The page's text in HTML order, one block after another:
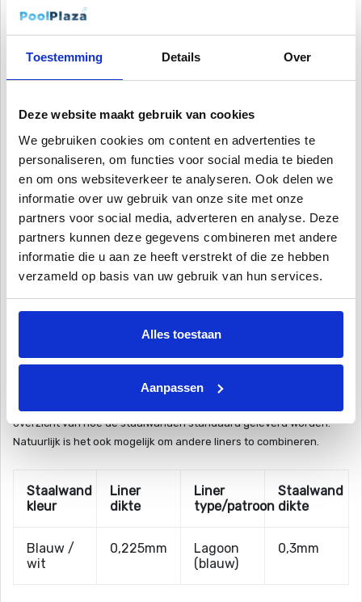
Toestemming Details Over
Deze website maakt gebruik van cookies
We gebruiken cookies om content en advertenties te
personaliseren, om functies voor social media te bieden
en om ons websiteverkeer te analyseren. Ook delen we
informatie over uw gebruik van onze site met onze
partners voor social media, adverteren en analyse. Deze
partners kunnen deze gegevens combineren met andere
informatie die u aan ze heeft verstrekt of die ze hebben
verzameld op basis van uw gebruik van hun services.
Alles toestaan
Aanpassen
en robotbodemreinigers. Ook een zwembadoverkapping behoort tot de
opties, wat uitermate handig is als u zoveel mogelijk van uw zwembad
wil kunnen genieten, ook als het klimaat het niet toestaat! Kijk verder
Dit zwembad is dankzij zijn ronde vorm, erg stevig, en daarmee dus erg
en het dus een erg stevig bad is, heeft u hiermee ook de optie om het
boven de grond op te zetten. Dit zou het graafwerk en een aantal
waarmee dit zwembad wordt gemaakt, is het van erg hoge kwaliteit en
gaat het lang mee. Dit allemaal voor een mega-scherpe prijs!
Inhoud zwembad (m3)
·
2,4 x 0,9 = 4 m3
Liner
Inspuiter
Skimmer
Zwembadladder
Let op! Hier zit dus nog geen zandfilter bij, voor de zandfilter kunt u
De verschillende kleur onderscheiden zich niet alleen in kleur maar
overzicht van hoe de staalwanden standaard geleverd worden.
Natuurlijk is het ook mogelijk om andere liners to combineren.
Staalwand
kleur
Liner
dikte
Liner
type/patroon
Staalwand
dikte
Blauw /
wit
0,225mm
Lagoon
(blauw)
0,3mm